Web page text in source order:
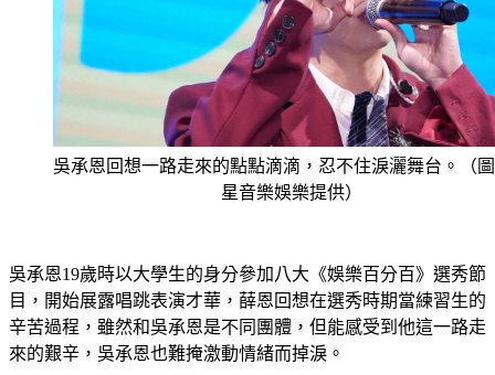
吳承恩回想一路走來的點點滴滴，忍不住淚灑舞台。（
星音樂娛樂提供）
吳承恩19歲時以大學生的身分參加八大《娛樂百分百》選秀節
目，開始展露唱跳表演才華，薛恩回想在選秀時期當練習生的
辛苦過程，雖然和吳承恩是不同團體，但能感受到他這一路走
來的艱辛，吳承恩也難掩激動情緒而掉淚。